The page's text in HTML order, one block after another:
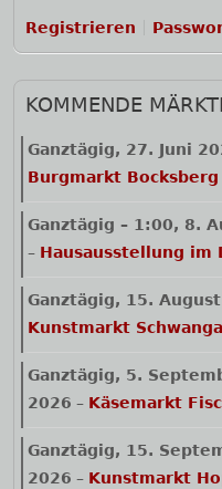
Registrieren
KOMMENDE
Ganztägig, 27. Juni
Burgmarkt Bocksberg
Ganztägig – 1:00, 8.
– Hausausstellung im
Ganztägig, 15.
Kunstmarkt
Ganztägig, 5.
2026 – Käsemarkt
Ganztägig, 15.
2026 – Kunstmarkt